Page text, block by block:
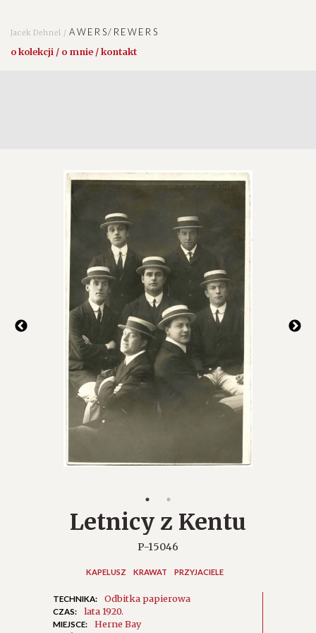
Jacek Dehnel /AWERS/REWERS
o kolekcji / o mnie / kontakt
Letnicy z Kentu
P-15046
KAPELUSZ KRAWAT PRZYJACIELE
TECHNIKA: Odbitka papierowa
CZAS: lata 1920.
MIEJSCE: Herne Bay